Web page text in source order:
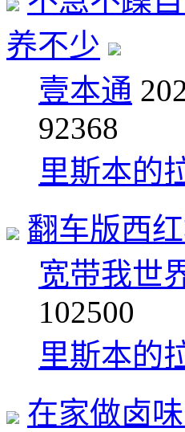
养不少
壹本通
92368
里斯本的
翻车版西
宽带我世
102500
里斯本的
在家做卤